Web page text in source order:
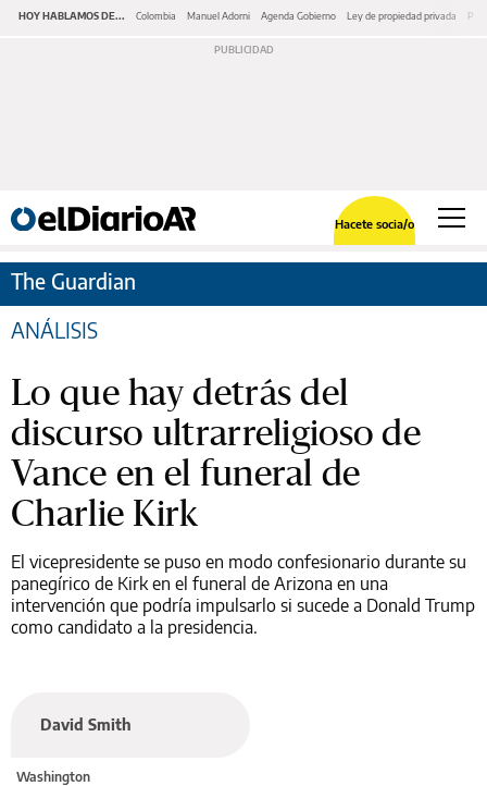
HOY HABLAMOS DE... Colombia Manuel Adorni Agenda Gobierno Ley de propiedad privada
Hacete socia/o
The Guardian
ANÁLISIS
Lo que hay detrás del
discurso ultrarreligioso de
Vance en el funeral de
Charlie Kirk
El vicepresidente se puso en modo confesionario durante su
panegírico de Kirk en el funeral de Arizona en una
intervención que podría impulsarlo si sucede a Donald Trump
como candidato a la presidencia.
David Smith
Washington